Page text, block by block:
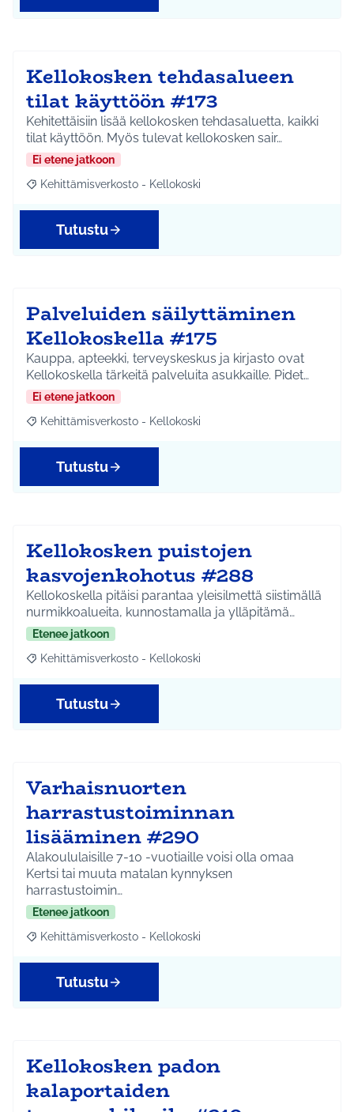
Kellokosken tehdasalueen
tilat käyttöön #173
Kehitettäisiin lisää kellokosken tehdasaluetta, kaikki
tilat käyttöön. Myös tulevat kellokosken sair…
Ei etene jatkoon
Rajaa tulokset aihepiirin mukaan: Kehittämisverkosto -
Kehittämisverkosto - Kellokoski
Tutustu
Palveluiden säilyttäminen
Kellokoskella #175
Kauppa, apteekki, terveyskeskus ja kirjasto ovat
Kellokoskella tärkeitä palveluita asukkaille. Pidet…
Ei etene jatkoon
Rajaa tulokset aihepiirin mukaan: Kehittämisverkosto -
Kehittämisverkosto - Kellokoski
Tutustu
Kellokosken puistojen
kasvojenkohotus #288
Kellokoskella pitäisi parantaa yleisilmettä siistimällä
nurmikkoalueita, kunnostamalla ja ylläpitämä…
Etenee jatkoon
Rajaa tulokset aihepiirin mukaan: Kehittämisverkosto -
Kehittämisverkosto - Kellokoski
Tutustu
Varhaisnuorten
harrastustoiminnan
lisääminen #290
Alakoululaisille 7-10 -vuotiaille voisi olla omaa
Kertsi tai muuta matalan kynnyksen
harrastustoimin…
Etenee jatkoon
Rajaa tulokset aihepiirin mukaan: Kehittämisverkosto -
Kehittämisverkosto - Kellokoski
Tutustu
Kellokosken padon
kalaportaiden